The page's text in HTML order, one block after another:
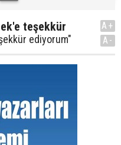
teşekkür
ediyorum"
A+
A-